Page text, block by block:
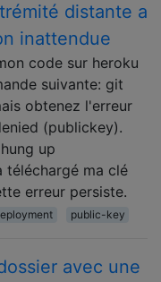
distante a
inattendue
code sur heroku
suivante: git
obtenez l'erreur
(publickey).
up
téléchargé ma clé
erreur persiste.
public-key
avec une